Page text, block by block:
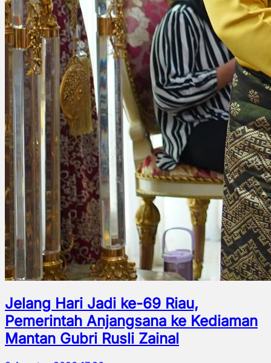
Jelang Hari Jadi ke-69 Riau,
Pemerintah Anjangsana ke Kediaman
Mantan Gubri Rusli Zainal